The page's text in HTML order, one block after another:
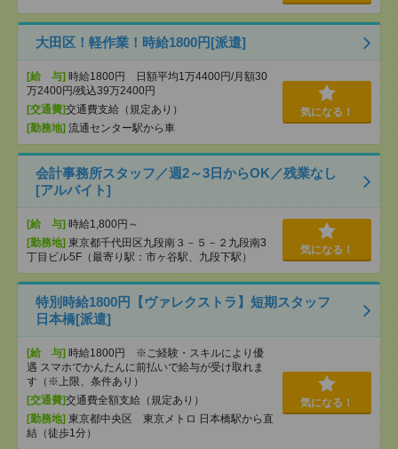
大田区！軽作業！時給1800円[派遣]
[給 与] 時給1800円 日額平均1万4400円/月額30
万2400円/残込39万2400円
[交通費]交通費支給（規定あり）
[勤務地] 流通センター駅から車
気になる！
会計事務所スタッフ／週2～3日からOK／残業なし
[アルバイト]
[給 与] 時給1,800円～
[勤務地] 東京都千代田区九段南３－５－２九段南3
丁目ビル5F（最寄り駅：市ヶ谷駅、九段下駅）
気になる！
特別時給1800円【ヴァレクストラ】短期スタッフ
日本橋[派遣]
[給 与] 時給1800円 ※ご経験・スキルにより優
遇 スマホでかんたんに前払いで給与が受け取れま
す（※上限、条件あり）
[交通費]交通費全額支給（規定あり）
[勤務地] 東京都中央区 東京メトロ 日本橋駅から直
結（徒歩1分）
気になる！